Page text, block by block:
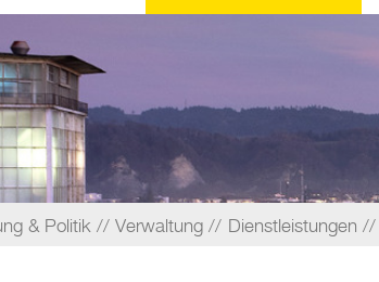
& Politik Verwaltung Dienstleistungen